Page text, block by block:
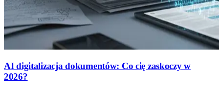
AI digitalizacja dokumentów: Co cię zaskoczy w
2026?